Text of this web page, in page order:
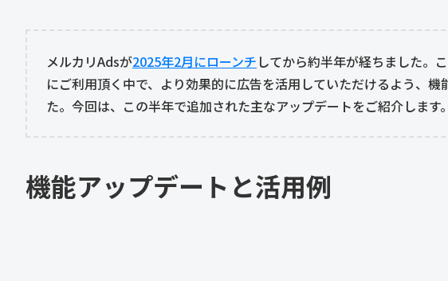
メルカリAdsが2025年2月にローンチ してから約半年が経ちました。
にご利用頂く中で、より効果的に広告を活用していただけるよう、
た。今回は、この半年で追加された主なアップデートをご紹介します。
機能アップデートと活用例